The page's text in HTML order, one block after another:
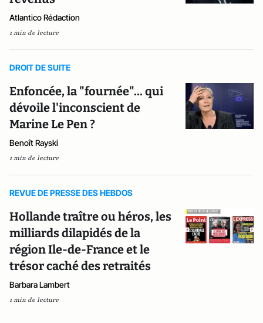
Atlantico Rédaction
1 min de lecture
DROIT DE SUITE
Enfoncée, la "fournée"... qui
dévoile l'inconscient de
Marine Le Pen ?
Benoît Rayski
1 min de lecture
REVUE DE PRESSE DES HEBDOS
Hollande traître ou héros, les
milliards dilapidés de la
région Ile-de-France et le
trésor caché des retraités
Barbara Lambert
1 min de lecture